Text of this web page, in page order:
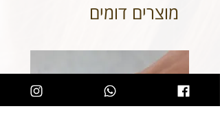
מוצרים דומים